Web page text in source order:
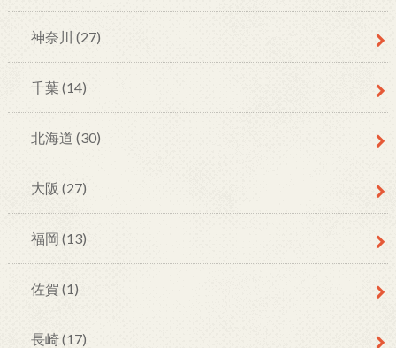
神奈川 (27)
千葉(14)
北海道 (30)
大阪 (27)
福岡 (13)
佐賀 (1)
長崎(17)